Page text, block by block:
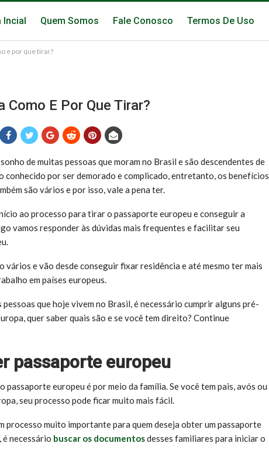
Incial Quem Somos Fale Conosco Termos De Uso
e por que tirar?
Como E Por Que Tirar?
de muitas pessoas que moram no Brasil e são descendentes de
conhecido por ser demorado e complicado, entretanto, os benefícios
são vários e por isso, vale a pena ter.
ao processo para tirar o passaporte europeu e conseguir a
vamos responder às dúvidas mais frequentes e facilitar seu
vários e vão desde conseguir fixar residência e até mesmo ter mais
em países europeus.
que hoje vivem no Brasil, é necessário cumprir alguns pré-
quer saber quais são e se você tem direito? Continue
passaporte europeu
passaporte europeu é por meio da família. Se você tem pais, avós ou
seu processo pode ficar muito mais fácil.
processo muito importante para quem deseja obter um passaporte
é necessário buscar os documentosdesses familiares para iniciar o